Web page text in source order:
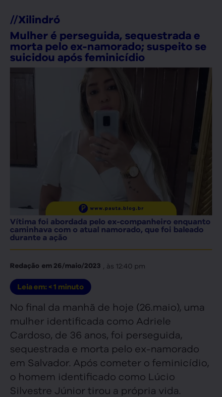
//Xilindró
Mulher é perseguida, sequestrada e
morta pelo ex-namorado; suspeito se
suicidou após feminicídio
Vítima foi abordada pelo ex-companheiro enquanto
caminhava com o atual namorado, que foi baleado
durante a ação
Redação em 26/maio/2023 , às 12:40 pm
Leia em: < 1 minuto
No final da manhã de hoje (26.maio), uma
mulher identificada como Adriele
Cardoso, de 36 anos, foi perseguida,
sequestrada e morta pelo ex-namorado
em Salvador. Após cometer o feminicídio,
o homem identificado como Lúcio
Silvestre Júnior tirou a própria vida.